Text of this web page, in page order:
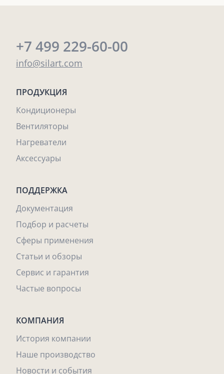
+7 499 229-60-00
info@silart.com
ПРОДУКЦИЯ
Кондиционеры
Вентиляторы
Нагреватели
Аксессуары
ПОДДЕРЖКА
Документация
Подбор и расчеты
Сферы применения
Статьи и обзоры
Сервис и гарантия
Частые вопросы
КОМПАНИЯ
История компании
Наше производство
Новости и события